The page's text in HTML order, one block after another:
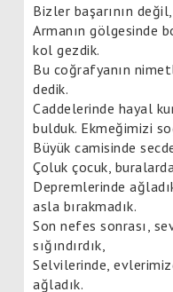
Bizler başarının değil,
Armanın gölgesinde
kol gezdik.
Bu coğrafyanın
dedik.
Caddelerinde hayal
bulduk. Ekmeğimizi
Büyük camisinde
Çoluk çocuk,
Depremlerinde
asla bırakmadık.
Son nefes sonrası,
sığındırdık,
Selvilerinde,
ağladık.